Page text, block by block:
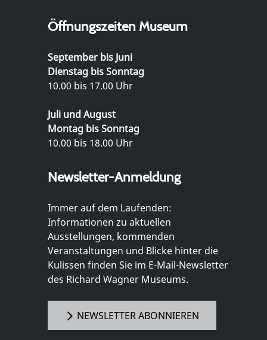
Öffnungszeiten Museum
September bis Juni
Dienstag bis Sonntag
10.00 bis 17.00 Uhr
Juli und August
Montag bis Sonntag
10.00 bis 18.00 Uhr
Newsletter-Anmeldung
Immer auf dem Laufenden:
Informationen zu aktuellen
Ausstellungen, kommenden
Veranstaltungen und Blicke hinter die
Kulissen finden Sie im E-Mail-Newsletter
des Richard Wagner Museums.
NEWSLETTER ABONNIEREN